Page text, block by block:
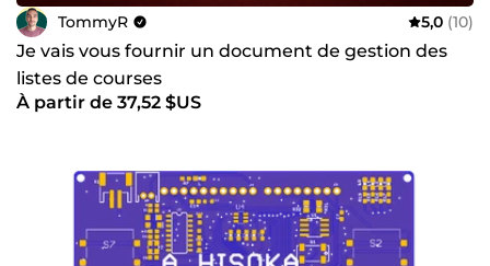
TommyR 5,0 (10)
Je vais vous fournir un document de gestion des
listes de courses
À partir de 37,52 $US